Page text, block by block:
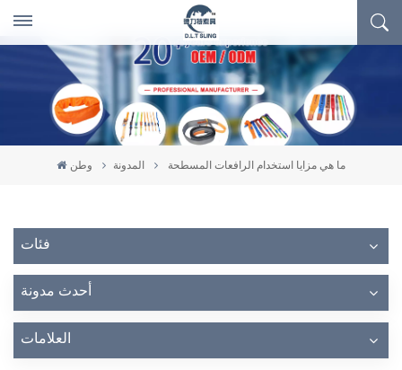
وطن المدونة ما هي مزايا استخدام الرافعات المسطحة
فئات
أحدث مدونة
العلامات